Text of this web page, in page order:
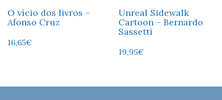
O vício dos livros –
Afonso Cruz
16,65€
Unreal Sidewalk
Cartoon – Bernardo
Sassetti
19,95€